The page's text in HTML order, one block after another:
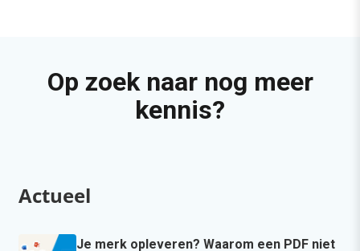
Op zoek naar nog meer
kennis?
Actueel
Je merk opleveren? Waarom een PDF niet